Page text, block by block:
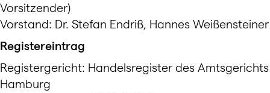
Vorsitzender)
Vorstand: Dr. Stefan Endriß, Hannes Weißensteiner
Registereintrag
Registergericht: Handelsregister des Amtsgerichts
Hamburg